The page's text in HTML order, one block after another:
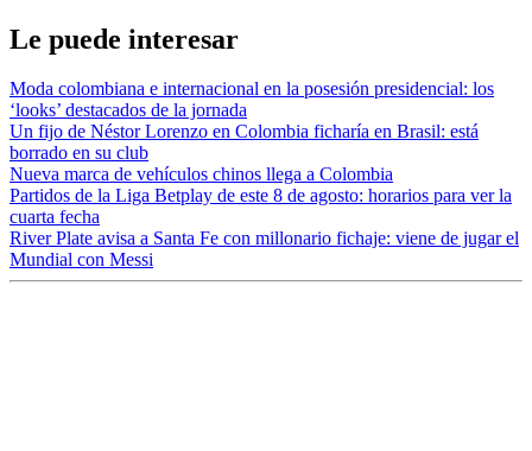
Le puede interesar
Moda colombiana e internacional en la posesión presidencial: los
‘looks’ destacados de la jornada
Un fijo de Néstor Lorenzo en Colombia ficharía en Brasil: está
borrado en su club
Nueva marca de vehículos chinos llega a Colombia
Partidos de la Liga Betplay de este 8 de agosto: horarios para ver la
cuarta fecha
River Plate avisa a Santa Fe con millonario fichaje: viene de jugar el
Mundial con Messi